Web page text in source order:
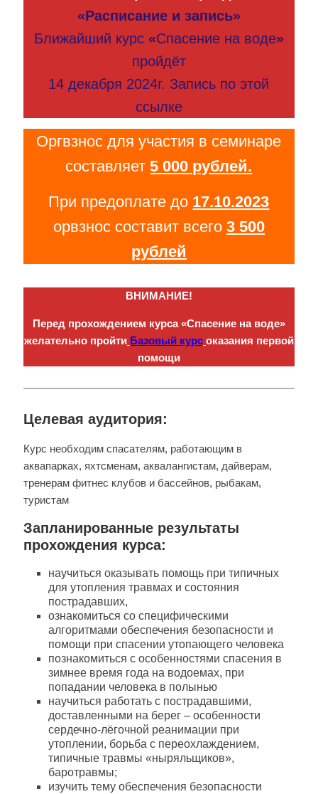
«Расписание и запись»
Ближайший курс «Спасение на воде»
пройдёт
14 декабря 2024г. Запись по этой
ссылке
Оргвзнос для участия в семинаре
составляет5 000 рублей.
При предоплате до 17.10.2023
орвзнос составит всего 3 500
рублей
ВНИМАНИЕ!
Перед прохождением курса «Спасение на воде»
желательно пройти Базовый курс оказания первой
помощи
Целевая аудитория:
Курс необходим спасателям, работающим в
аквапарках, яхтсменам, аквалангистам, дайверам,
тренерам фитнес клубов и бассейнов, рыбакам,
туристам
Запланированные результаты
прохождения курса:
научиться оказывать помощь при типичных
для утопления травмах и состояния
пострадавших,
ознакомиться со специфическими
алгоритмами обеспечения безопасности и
помощи при спасении утопающего человека
познакомиться с особенностями спасения в
зимнее время года на водоемах, при
попадании человека в полынью
научиться работать с пострадавшими,
доставленными на берег – особенности
сердечно-лёгочной реанимации при
утоплении, борьба с переохлаждением,
типичные травмы «ныряльщиков»,
баротравмы;
изучить тему обеспечения безопасности